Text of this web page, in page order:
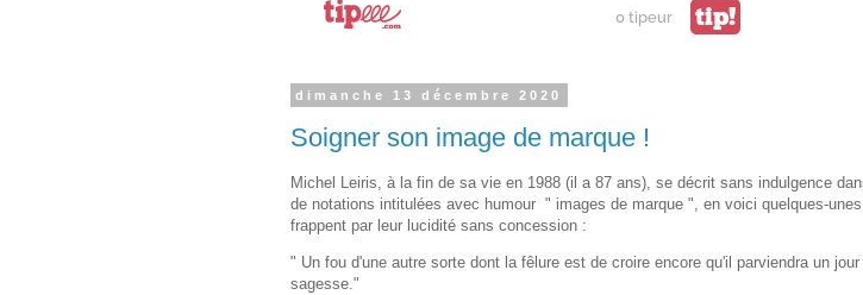
0 tipeur tip!
dimanche 13 décembre 2020
Soigner son image de marque !
Michel Leiris, à la fin de sa vie en 1988 (il a 87 ans), se décrit sans indulgence
de notations intitulées avec humour " images de marque ", en voici quelques-
frappent par leur lucidité sans concession :
" Un fou d'une autre sorte dont la fêlure est de croire encore qu'il parviendra un
sagesse."